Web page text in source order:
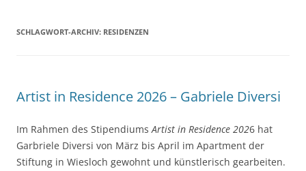
SCHLAGWORT-ARCHIV: RESIDENZEN
Artist in Residence 2026 – Gabriele Diversi
Im Rahmen des StipendiumsArtist in Residence 2026 hat
Garbriele Diversi von März bis April im Apartment der
Stiftung in Wiesloch gewohnt und künstlerisch gearbeiten.